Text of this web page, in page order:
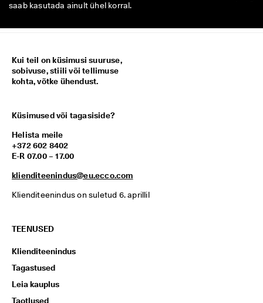
saab kasutada ainult ühel korral.
Kui teil on küsimusi suuruse,
sobivuse, stiili või tellimuse
kohta, võtke ühendust.
Küsimused või tagasiside?
Helista meile
+372 602 8402
E-R 07.00 – 17.00
klienditeenindus@eu.ecco.com
Klienditeenindus on suletud 6. aprillil
TEENUSED
Klienditeenindus
Tagastused
Leia kauplus
Taotlused